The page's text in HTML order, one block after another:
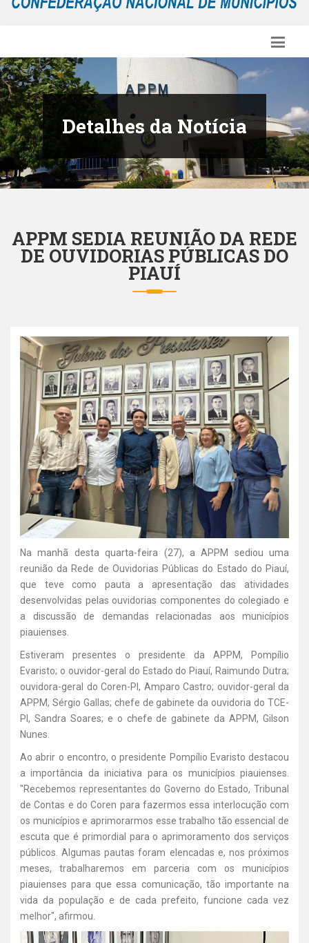
Detalhes da Notícia
APPM SEDIA REUNIÃO DA REDE
DE OUVIDORIAS PÚBLICAS DO
PIAUÍ
Na manhã desta quarta-feira (27), a APPM sediou uma
reunião da Rede de Ouvidorias Públicas do Estado do Piauí,
que teve como pauta a apresentação das atividades
desenvolvidas pelas ouvidorias componentes do colegiado e
a discussão de demandas relacionadas aos municípios
piauienses.
Estiveram presentes o presidente da APPM, Pompílio
Evaristo; o ouvidor-geral do Estado do Piauí, Raimundo Dutra;
ouvidora-geral do Coren-PI, Amparo Castro; ouvidor-geral da
APPM, Sérgio Gallas; chefe de gabinete da ouvidoria do TCE-
PI, Sandra Soares; e o chefe de gabinete da APPM, Gilson
Nunes.
Ao abrir o encontro, o presidente Pompílio Evaristo destacou
a importância da iniciativa para os municípios piauienses.
"Recebemos representantes do Governo do Estado, Tribunal
de Contas e do Coren para fazermos essa interlocução com
os municípios e aprimorarmos esse trabalho tão essencial de
escuta que é primordial para o aprimoramento dos serviços
públicos. Algumas pautas foram elencadas e, nos próximos
meses, trabalharemos em parceria com os municípios
piauienses para que essa comunicação, tão importante na
vida da população e de cada prefeito, funcione cada vez
melhor", afirmou.